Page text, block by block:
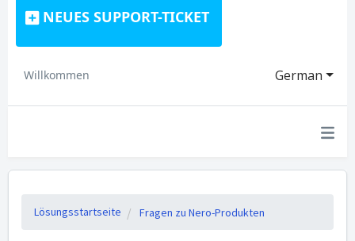
NEUES SUPPORT-TICKET
German
Willkommen
Lösungsstartseite Fragen zu Nero-Produkten